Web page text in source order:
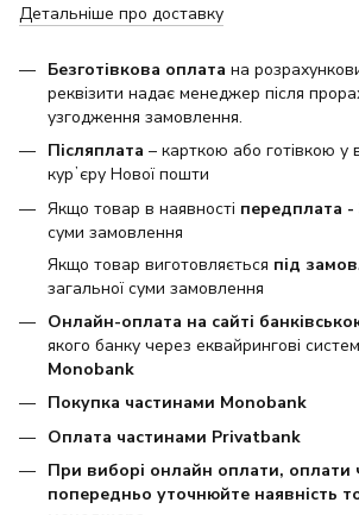
Детальніше про доставку
Безготівкова оплата на
реквізити надає менеджер після
узгодження замовлення.
Післяплата – карткою або готівкою у
курʼєру Нової пошти
Якщо товар в наявності передплата -
суми замовлення
Якщо товар виготовляється під
загальної суми замовлення
Онлайн-оплата на сайті
якого банку через еквайрингові
Monobank
Покупка частинами Monobank
Оплата частинами Privatbank
При виборі онлайн оплати, оплати
попередньо уточнюйте наявність